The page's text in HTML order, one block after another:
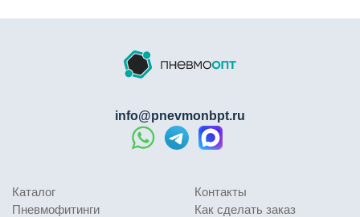
Преимущества нержавеющей стали SS316
Долгий срок службы
Выбирайте пневмофитинг прямой SSU SS316
самых требовательных промышленных применений!
Каталог
Пневмофитинги
Контакты
Как сделать заказ
info@pnevmonbpt.ru